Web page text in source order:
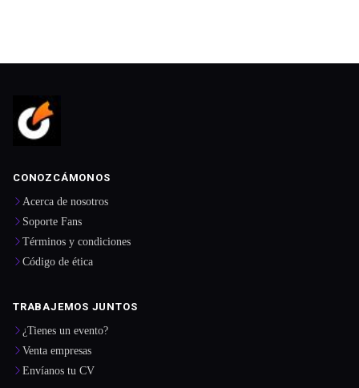
CONOZCÁMONOS
Acerca de nosotros
Soporte Fans
Términos y condiciones
Código de ética
TRABAJEMOS JUNTOS
¿Tienes un evento?
Venta empresas
Envíanos tu CV